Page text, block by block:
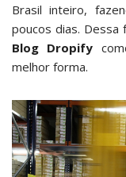
Brasil inteiro,
poucos dias. Dessa
Blog Dropify
melhor forma.